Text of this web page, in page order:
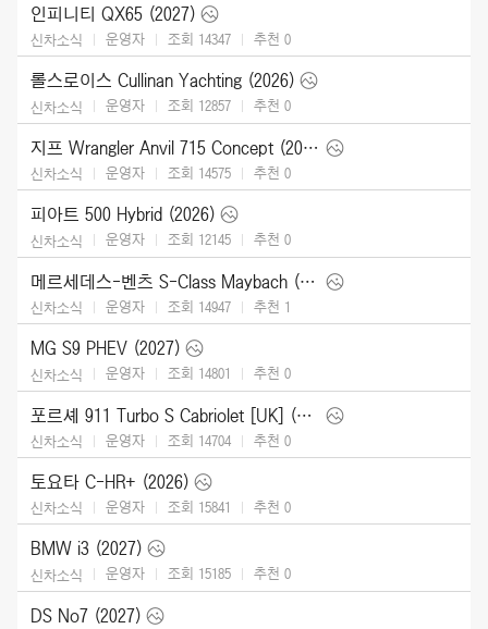
인피니티 QX65 (2027)
신차소식 운영자 조회 14347 추천 0
롤스로이스 Cullinan Yachting (2026)
신차소식 운영자 조회 12857 추천 0
지프 Wrangler Anvil 715 Concept (2026)
신차소식 운영자 조회 14575 추천 0
피아트 500 Hybrid (2026)
신차소식 운영자 조회 12145 추천 0
메르세데스-벤츠 S-Class Maybach (2027)
신차소식 운영자 조회 14947 추천 1
MG S9 PHEV (2027)
신차소식 운영자 조회 14801 추천 0
포르셰 911 Turbo S Cabriolet [UK] (2026)
신차소식 운영자 조회 14704 추천 0
토요타 C-HR+ (2026)
신차소식 운영자 조회 15841 추천 0
BMW i3 (2027)
신차소식 운영자 조회 15185 추천 0
DS No7 (2027)